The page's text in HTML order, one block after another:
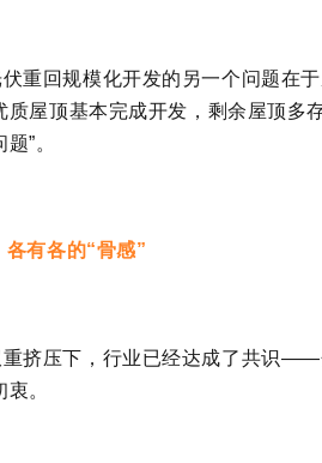
重回规模化开发的另一个问题在
质屋顶基本完成开发，剩余屋顶多
”。
各有各的“骨感”
挤压下，行业已经达成了共识——
。